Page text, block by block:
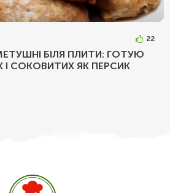
22
БІЛЯ ПЛИТИ: ГОТУЮ
І СОКОВИТИХ ЯК ПЕРСИК